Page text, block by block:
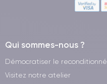
Qui sommes-nous ?
Démocratiser le reconditionné
Visitez notre atelier